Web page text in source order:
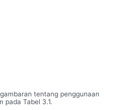
tentang penggunaan
pada Tabel 3.1.